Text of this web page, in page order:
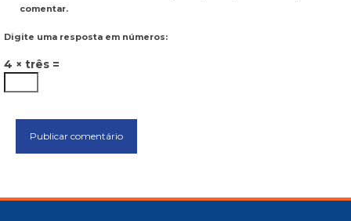
comentar.
Digite uma resposta em números:
4 × três =